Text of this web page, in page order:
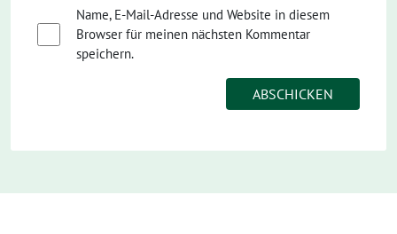
Name, E-Mail-Adresse und Website in diesem
Browser für meinen nächsten Kommentar
speichern.